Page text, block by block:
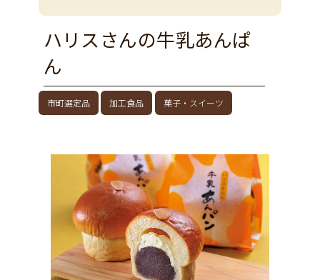
ハリスさんの牛乳あんぱ
ん
市町選定品 加工食品 菓子・スイーツ